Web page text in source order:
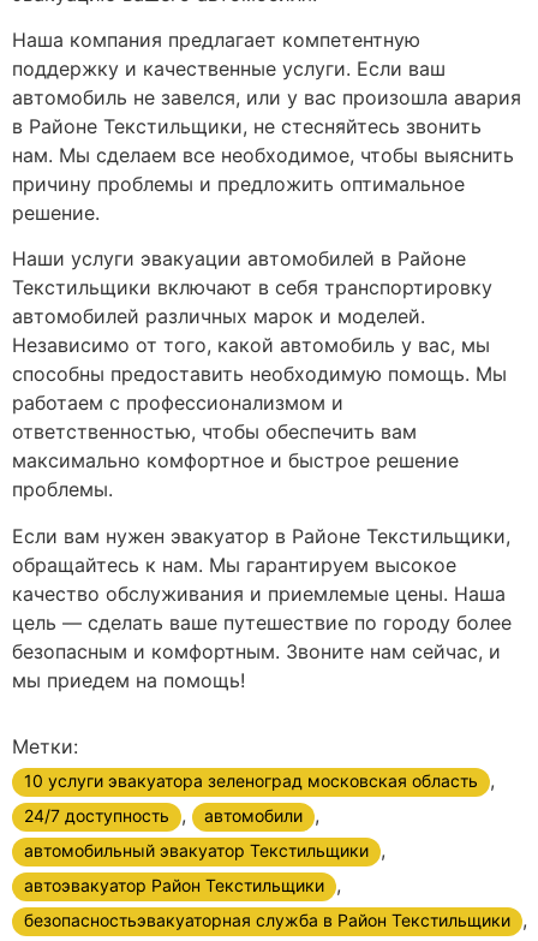
Наша компания предлагает компетентную
поддержку и качественные услуги. Если ваш
автомобиль не завелся, или у вас произошла авария
в Районе Текстильщики, не стесняйтесь звонить
нам. Мы сделаем все необходимое, чтобы выяснить
причину проблемы и предложить оптимальное
решение.
Наши услуги эвакуации автомобилей в Районе
Текстильщики включают в себя транспортировку
автомобилей различных марок и моделей.
Независимо от того, какой автомобиль у вас, мы
способны предоставить необходимую помощь. Мы
работаем с профессионализмом и
ответственностью, чтобы обеспечить вам
максимально комфортное и быстрое решение
проблемы.
Если вам нужен эвакуатор в Районе Текстильщики,
обращайтесь к нам. Мы гарантируем высокое
качество обслуживания и приемлемые цены. Наша
цель — сделать ваше путешествие по городу более
безопасным и комфортным. Звоните нам сейчас, и
мы приедем на помощь!
Метки:
10 услуги эвакуатора зеленоград московская область ,
24/7 доступность , автомобили ,
автомобильный эвакуатор Текстильщики ,
автоэвакуатор Район Текстильщики ,
безопасностьэвакуаторная служба в Район Текстильщики ,